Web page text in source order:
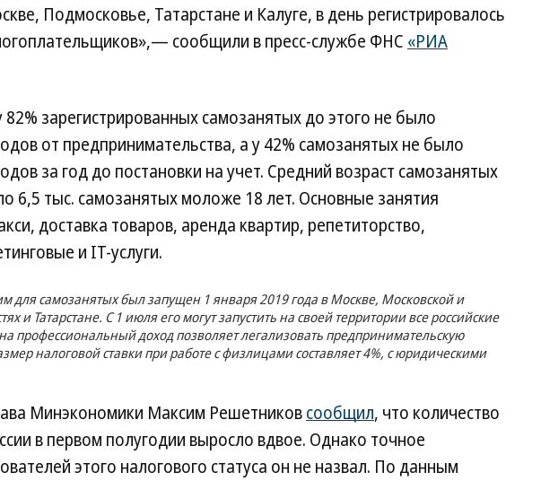
Подмосковье, Татарстане и Калуге, в день регистрировалось
сообщили в пресс-службе ФНС «РИА
зарегистрированных самозанятых до этого не было
от предпринимательства, а у 42% самозанятых не было
за год до постановки на учет. Средний возраст самозанятых
6,5 тыс. самозанятых моложе 18 лет. Основные занятия
доставка товаров, аренда квартир, репетиторство,
и IT-услуги.
для самозанятых был запущен 1 января 2019 года в Москве, Московской и
и Татарстане. С 1 июля его могут запустить на своей территории все российские
профессиональный доход позволяет легализовать предпринимательскую
налоговой ставки при работе с физлицами составляет 4%, с юридическими
Минэкономики Максим Решетниковсообщил, что количество
в первом полугодии выросло вдвое. Однако точное
этого налогового статуса он не назвал. По данным